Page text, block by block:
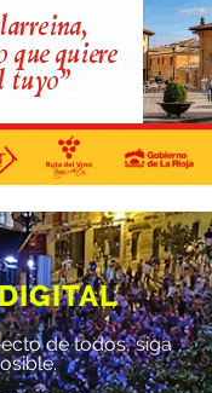
de todos, siga